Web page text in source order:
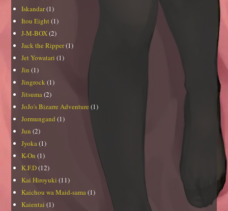
Iskandar(1)
Itou Eight (1)
J-M-BOX(2)
Jack the Ripper(1)
Jet Yowatari (1)
Jin (1)
Jingrock (1)
Jitsuma(2)
JoJo's Bizarre Adventure(1)
Jormungand (1)
Jun (2)
Jyoka(1)
K-On (1)
K.F.D(12)
Kai Hiroyuki (11)
Kaichou wa Maid-sama(1)
Kaientai (1)